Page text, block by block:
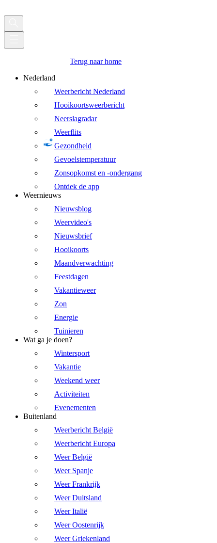
Terug naar home
Nederland
Weerbericht Nederland
Hooikoortsweerbericht
Neerslagradar
Weerflits
Gezondheid
Gevoelstemperatuur
Zonsopkomst en -ondergang
Ontdek de app
Weernieuws
Nieuwsblog
Weervideo's
Nieuwsbrief
Hooikoorts
Maandverwachting
Feestdagen
Vakantieweer
Zon
Energie
Tuinieren
Wat ga je doen?
Wintersport
Vakantie
Weekend weer
Activiteiten
Evenementen
Buitenland
Weerbericht België
Weerbericht Europa
Weer België
Weer Spanje
Weer Frankrijk
Weer Duitsland
Weer Italië
Weer Oostenrijk
Weer Griekenland